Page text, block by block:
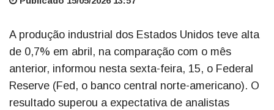
A produção industrial dos Estados Unidos teve alta
de 0,7% em abril, na comparação com o mês
anterior, informou nesta sexta-feira, 15, o Federal
Reserve (Fed, o banco central norte-americano). O
resultado superou a expectativa de analistas